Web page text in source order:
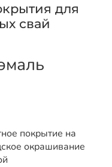
для
свай
покрытие на
окрашивание